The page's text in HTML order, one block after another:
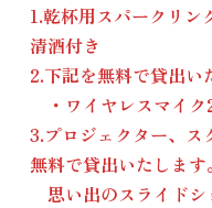
1.乾杯用スパークリン
清酒付き
2.下記を無料で貸出い
・ワイヤレスマイ
3.プロジェクター、ス
無料で貸出いたします。
思い出のスライドシ